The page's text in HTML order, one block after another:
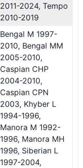
2011-2024, Tempo
2010-2019
Bengal M 1997-
2010, Bengal MM
2005-2010,
Caspian CHP
2004-2010,
Caspian CPN
2003, Khyber L
1994-1996,
Manora M 1992-
1996, Manora MH
1996, Siberian L
1997-2004,